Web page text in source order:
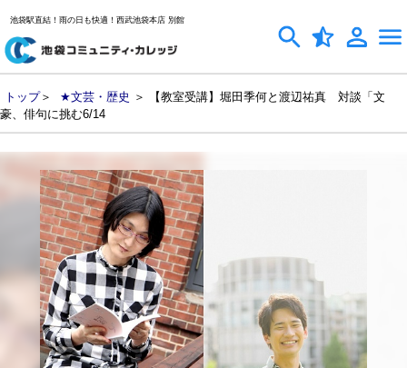
池袋駅直結！雨の日も快適！西武池袋本店 別館
トップ＞ ★文芸・歴史 ＞ 【教室受講】堀田季何と渡辺祐真 対談「文
豪、俳句に挑む6/14